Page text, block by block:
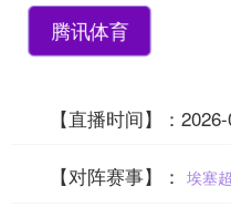
腾讯体育
【直播时间】：
【对阵赛事】：埃塞超